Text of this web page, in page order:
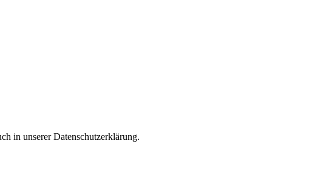
in unserer Datenschutzerklärung.